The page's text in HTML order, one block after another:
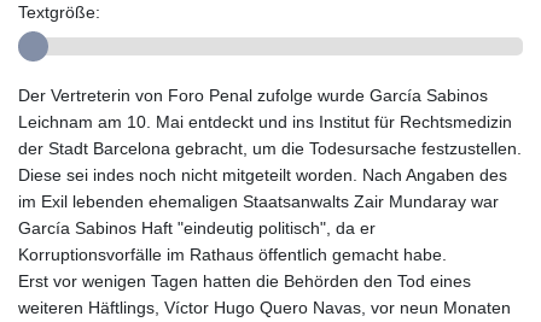
Textgröße:
Der Vertreterin von Foro Penal zufolge wurde García Sabinos
Leichnam am 10. Mai entdeckt und ins Institut für Rechtsmedizin
der Stadt Barcelona gebracht, um die Todesursache festzustellen.
Diese sei indes noch nicht mitgeteilt worden. Nach Angaben des
im Exil lebenden ehemaligen Staatsanwalts Zair Mundaray war
García Sabinos Haft "eindeutig politisch", da er
Korruptionsvorfälle im Rathaus öffentlich gemacht habe.
Erst vor wenigen Tagen hatten die Behörden den Tod eines
weiteren Häftlings, Víctor Hugo Quero Navas, vor neun Monaten